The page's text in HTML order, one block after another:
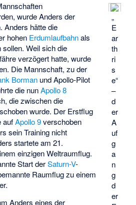
„
E
ar
th
ri
s
e“
–
d
er
A
uf
g
a
n
g
d
er
wurde Anders der
Anders hätte die
hohen Erdumlaufbahnals
sollen. Weil sich die
verzögert hatte, wurde
Die Mannschaft, zu der
Borman und Apollo-Pilot
die nunApollo 8
die zwischen die
wurde. Der Erstflug
aufApollo 9verschoben
sein Training nicht
startete am 21.
einzigen Weltraumflug.
Start derSaturn-V-
Raumflug zu einem
Anders eines der